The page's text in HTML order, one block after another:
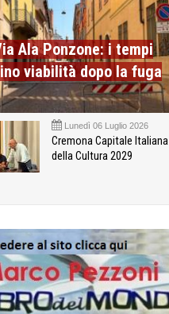
Ala Ponzone: i tempi
viabilità dopo la fuga
Lunedì 06 Luglio 2026
Cremona Capitale Italiana
della Cultura 2029